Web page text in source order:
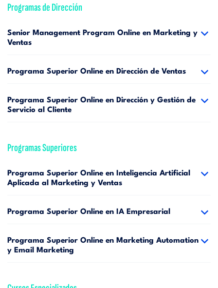
Programas de Dirección
Senior Management Program Online en Marketing y
Ventas
Programa Superior Online en Dirección de Ventas
Programa Superior Online en Dirección y Gestión de
Servicio al Cliente
Programas Superiores
Programa Superior Online en Inteligencia Artificial
Aplicada al Marketing y Ventas
Programa Superior Online en IA Empresarial
Programa Superior Online en Marketing Automation
y Email Marketing